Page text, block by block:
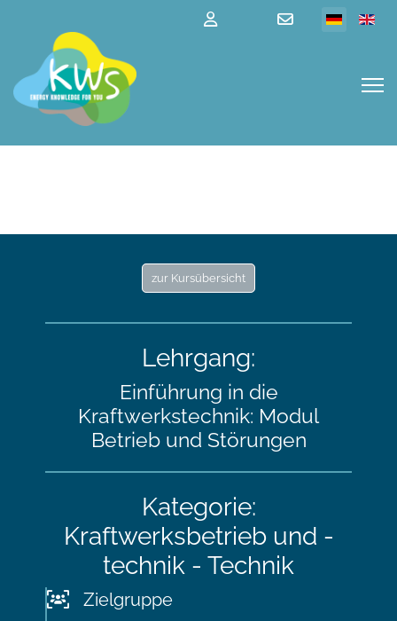
zur Kursübersicht
Lehrgang:
Einführung in die
Kraftwerkstechnik: Modul
Betrieb und Störungen
Kategorie:
Kraftwerksbetrieb und -
technik - Technik
Zielgruppe